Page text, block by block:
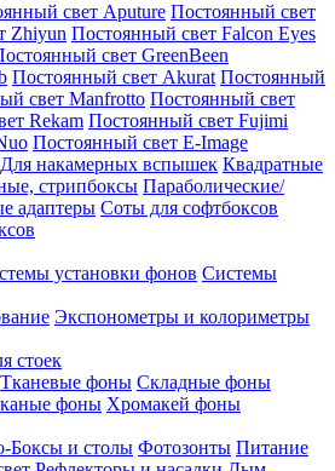
свет Aputure Постоянный свет
Zhiyun Постоянный свет Falcon Eyes
свет GreenBeen
Постоянный свет Akurat Постоянный
свет Manfrotto Постоянный свет
Rekam Постоянный свет Fujimi
Постоянный свет E-Image
Для накамерных вспышек Квадратные
стрипбоксы Параболические/
адаптеры Соты для софтбоксов
установки фонов Системы
Экспонометры и колориметры
стоек
Тканевые фоны Складные фоны
фоны Хромакей фоны
Боксы и столы Фотозонты Питание